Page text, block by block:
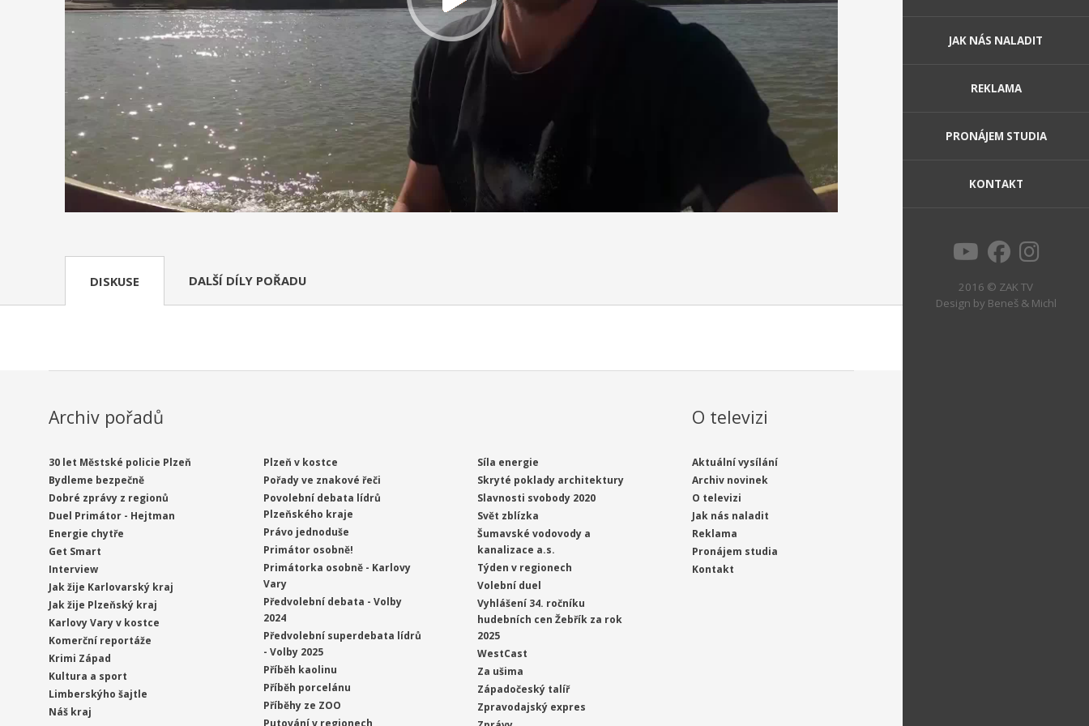
JAK NÁS NALADIT
REKLAMA
PRONÁJEM STUDIA
KONTAKT
2016 © ZAK TV
Design by Beneš & Michl
DISKUSE DALŠÍ DÍLY POŘADU
Archiv pořadů
30 let Městské policie Plzeň
Bydleme bezpečně
Dobré zprávy z regionů
Duel Primátor - Hejtman
Energie chytře
Get Smart
Interview
Jak žije Karlovarský kraj
Jak žije Plzeňský kraj
Karlovy Vary v kostce
Komerční reportáže
Krimi Západ
Kultura a sport
Limberskýho šajtle
Náš kraj
Plzeň v kostce
Pořady ve znakové řeči
Povolební debata lídrů
Plzeňského kraje
Právo jednoduše
Primátor osobně!
Primátorka osobně - Karlovy
Vary
Předvolební debata - Volby
2024
Předvolební superdebata lídrů
- Volby 2025
Příběh kaolinu
Příběh porcelánu
Příběhy ze ZOO
Síla energie
Skryté poklady architektury
Slavnosti svobody 2020
Svět zblízka
Šumavské vodovody a
kanalizace a.s.
Týden v regionech
Volební duel
Vyhlášení 34. ročníku
hudebních cen Žebřík za rok
2025
WestCast
Za ušima
Západočeský talíř
Zpravodajský expres
O televizi
Aktuální vysílání
Archiv novinek
O televizi
Jak nás naladit
Reklama
Pronájem studia
Kontakt